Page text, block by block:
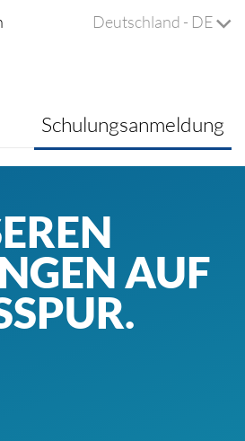
Deutschland - DE
Schulungsanmeldung
AUF